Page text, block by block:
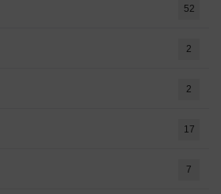
52
2
2
17
7